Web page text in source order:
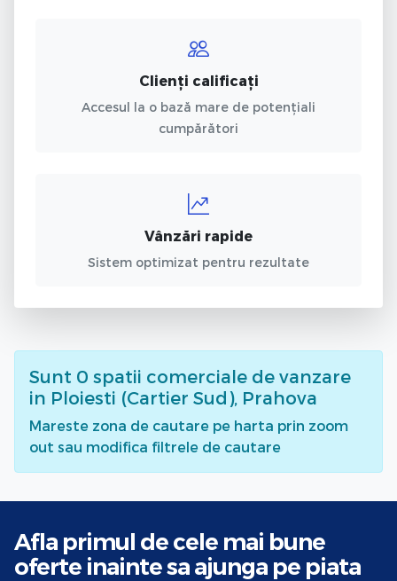
Clienți calificați
Accesul la o bază mare de potențiali
cumpărători
Vânzări rapide
Sistem optimizat pentru rezultate
Sunt 0 spatii comerciale de vanzare
in Ploiesti (Cartier Sud), Prahova
Mareste zona de cautare pe harta prin zoom
out sau modifica filtrele de cautare
Afla primul de cele mai bune
oferte inainte sa ajunga pe piata